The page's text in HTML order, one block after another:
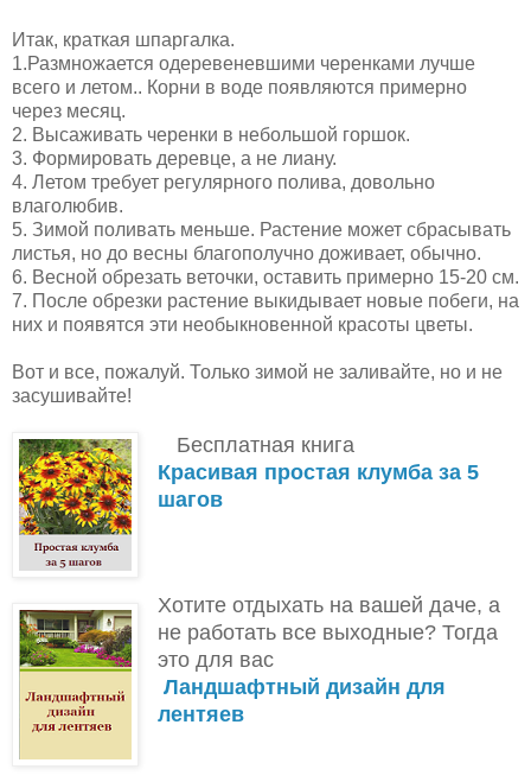
Итак, краткая шпаргалка.
1.Размножается одеревеневшими черенками лучше
всего и летом.. Корни в воде появляются примерно
через месяц.
2. Высаживать черенки в небольшой горшок.
3. Формировать деревце, а не лиану.
4. Летом требует регулярного полива, довольно
влаголюбив.
5. Зимой поливать меньше. Растение может сбрасывать
листья, но до весны благополучно доживает, обычно.
6. Весной обрезать веточки, оставить примерно 15-20 см.
7. После обрезки растение выкидывает новые побеги, на
них и появятся эти необыкновенной красоты цветы.
Вот и все, пожалуй. Только зимой не заливайте, но и не
засушивайте!
Бесплатная книга
Красивая простая клумба за 5
шагов
Хотите отдыхать на вашей даче, а
не работать все выходные? Тогда
это для вас
Ландшафтный дизайн для
лентяев